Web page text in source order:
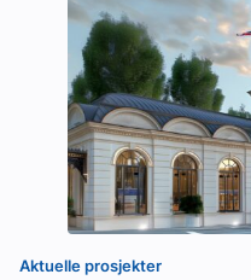
Aktuelle prosjekter